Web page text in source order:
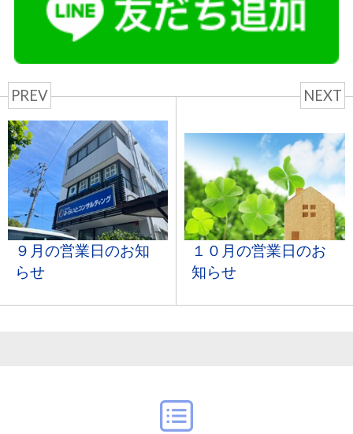
PREV
９月の営業日のお知
らせ
NEXT
１０月の営業日のお
知らせ